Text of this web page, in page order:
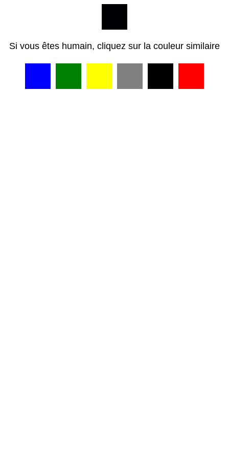
Si vous êtes humain, cliquez sur la couleur similaire